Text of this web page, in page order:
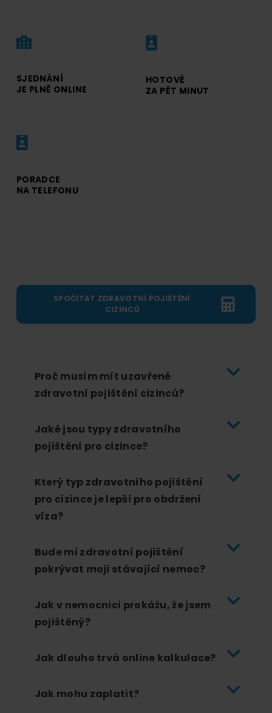
SJEDNÁNÍ
JE PLNĚ ONLINE
HOTOVÉ
ZA PĚT MINUT
PORADCE
NA TELEFONU
SPOČÍTAT ZDRAVOTNÍ POJIŠTĚNÍ
CIZINCŮ
Proč musím mít uzavřené
zdravotní pojištění cizinců?
Jaké jsou typy zdravotního
pojištění pro cizince?
Který typ zdravotního pojištění
pro cizince je lepší pro obdržení
víza?
Bude mi zdravotní pojištění
pokrývat moji stávající nemoc?
Jak v nemocnici prokážu, že jsem
pojištěný?
Jak dlouho trvá online kalkulace?
Jak mohu zaplatit?